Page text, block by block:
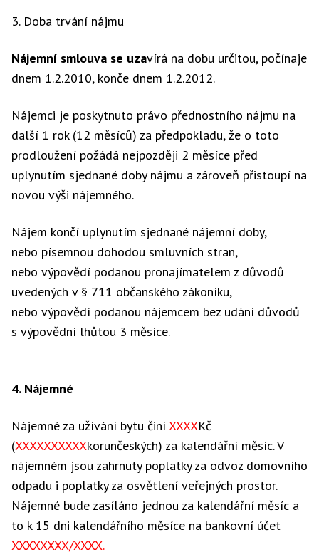
3. Doba trvání nájmu
Nájemní smlouva se uzavírá na dobu určitou, počínaje
dnem 1.2.2010, konče dnem 1.2.2012.
Nájemci je poskytnuto právo přednostního nájmu na
další 1 rok (12 měsíců) za předpokladu, že o toto
prodloužení požádá nejpozději 2 měsíce před
uplynutím sjednané doby nájmu a zároveň přistoupí na
novou výši nájemného.
Nájem končí uplynutím sjednané nájemní doby,
nebo písemnou dohodou smluvních stran,
nebo výpovědí podanou pronajímatelem z důvodů
uvedených v § 711 občanského zákoníku,
nebo výpovědí podanou nájemcem bez udání důvodů
s výpovědní lhůtou 3 měsíce.
4. Nájemné
Nájemné za užívání bytu činíXXXXKč
(XXXXXXXXXXkorunčeských) za kalendářní měsíc. V
nájemném jsou zahrnuty poplatky za odvoz domovního
odpadu i poplatky za osvětlení veřejných prostor.
Nájemné bude zasíláno jednou za kalendářní měsíc a
to k 15 dni kalendářního měsíce na bankovní účet
XXXXXXXX/XXXX.